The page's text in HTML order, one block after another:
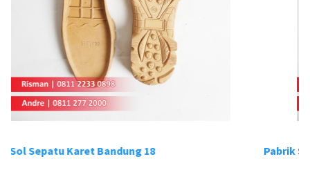
18 Pabrik Sol Sepatu Karet